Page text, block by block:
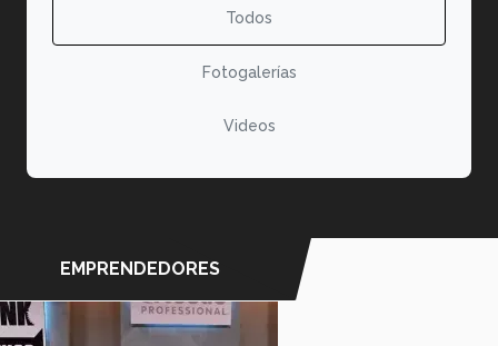
Todos
Fotogalerías
Videos
EMPRENDEDORES